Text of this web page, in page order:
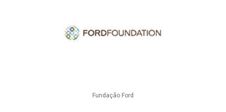
Fundação Ford